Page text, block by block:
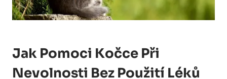
Jak Pomoci Kočce Při
Nevolnosti Bez Použití Léků